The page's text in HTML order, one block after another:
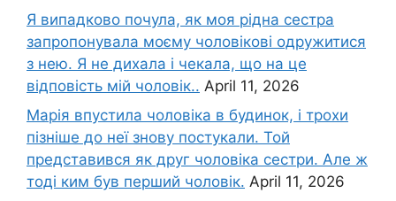
Я випадково почула, як моя рідна сестра
запропонувала моєму чоловікові одружитися
з нею. Я не дихала і чекала, що на це
відповість мій чоловік.. April 11, 2026
Марія впустила чоловіка в будинок, і трохи
пізніше до неї знову постукали. Той
представився як друг чоловіка сестри. Але ж
тоді ким був перший чоловік. April 11, 2026